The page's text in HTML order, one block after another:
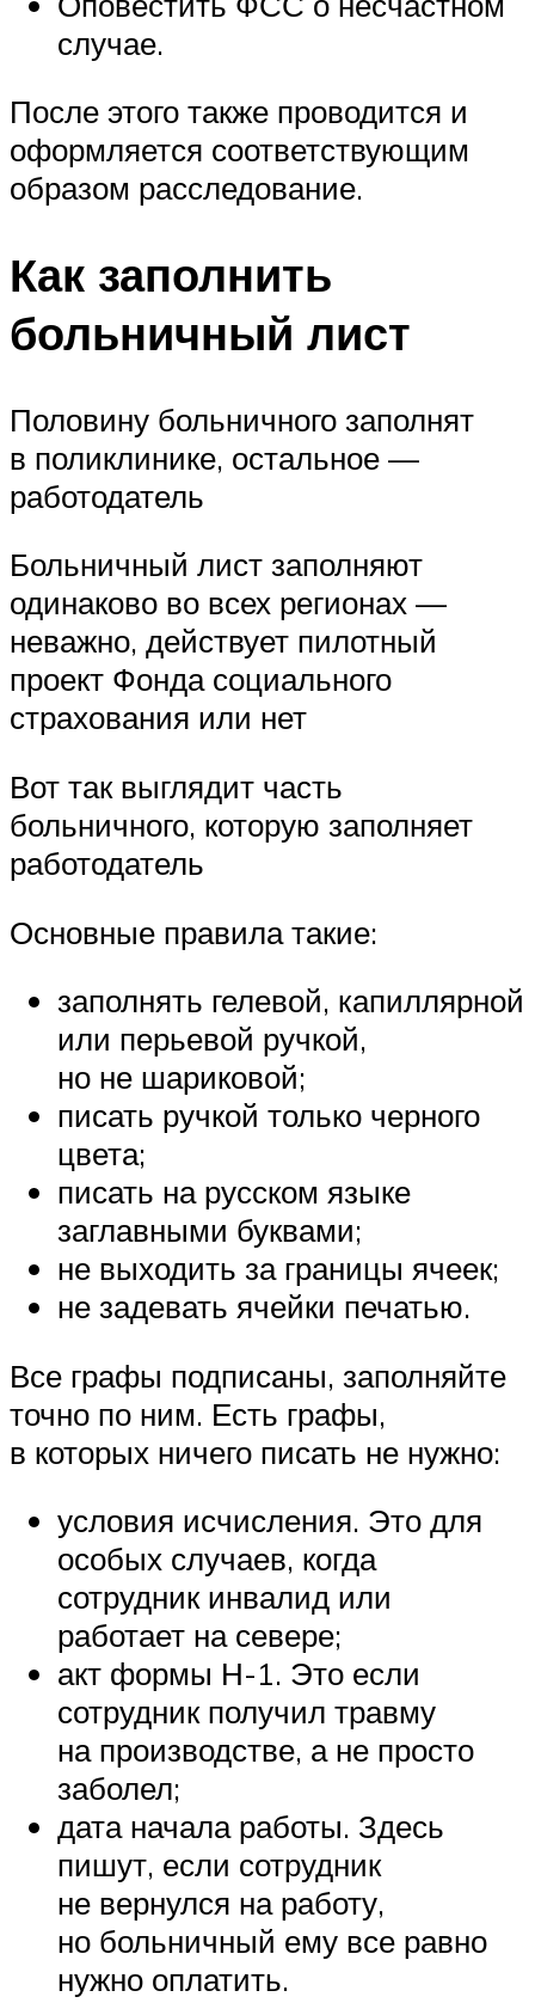
случае.
После этого также проводится и
оформляется соответствующим
образом расследование.
Как заполнить
больничный лист
Половину больничного заполнят
в поликлинике, остальное —
работодатель
Больничный лист заполняют
одинаково во всех регионах —
неважно, действует пилотный
проект Фонда социального
страхования или нет
Вот так выглядит часть
больничного, которую заполняет
работодатель
Основные правила такие:
заполнять гелевой, капиллярной
или перьевой ручкой,
но не шариковой;
писать ручкой только черного
цвета;
писать на русском языке
заглавными буквами;
не выходить за границы ячеек;
не задевать ячейки печатью.
Все графы подписаны, заполняйте
точно по ним. Есть графы,
в которых ничего писать не нужно:
условия исчисления. Это для
особых случаев, когда
сотрудник инвалид или
работает на севере;
акт формы Н-1. Это если
сотрудник получил травму
на производстве, а не просто
заболел;
дата начала работы. Здесь
пишут, если сотрудник
не вернулся на работу,
но больничный ему все равно
нужно оплатить.